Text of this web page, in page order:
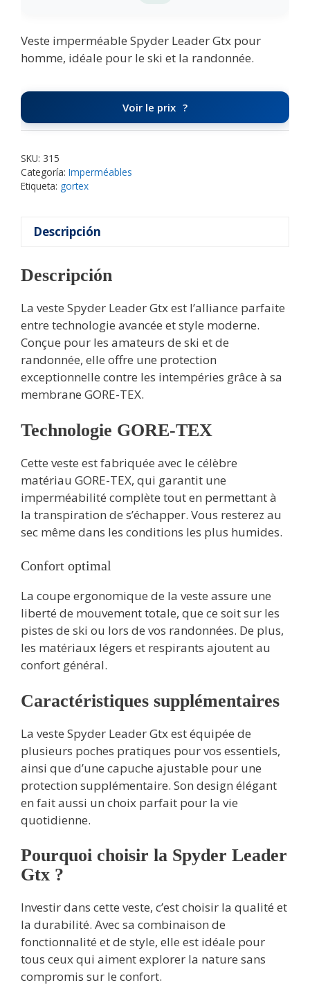
Veste imperméable Spyder Leader Gtx pour
homme, idéale pour le ski et la randonnée.
Voir le prix
SKU: 315
Categoría: Imperméables
Etiqueta: gortex
Descripción
Descripción
La veste Spyder Leader Gtx est l’alliance parfaite
entre technologie avancée et style moderne.
Conçue pour les amateurs de ski et de
randonnée, elle offre une protection
exceptionnelle contre les intempéries grâce à sa
membrane GORE-TEX.
Technologie GORE-TEX
Cette veste est fabriquée avec le célèbre
matériau GORE-TEX, qui garantit une
imperméabilité complète tout en permettant à
la transpiration de s’échapper. Vous resterez au
sec même dans les conditions les plus humides.
Confort optimal
La coupe ergonomique de la veste assure une
liberté de mouvement totale, que ce soit sur les
pistes de ski ou lors de vos randonnées. De plus,
les matériaux légers et respirants ajoutent au
confort général.
Caractéristiques supplémentaires
La veste Spyder Leader Gtx est équipée de
plusieurs poches pratiques pour vos essentiels,
ainsi que d’une capuche ajustable pour une
protection supplémentaire. Son design élégant
en fait aussi un choix parfait pour la vie
quotidienne.
Pourquoi choisir la Spyder Leader
Gtx ?
Investir dans cette veste, c’est choisir la qualité et
la durabilité. Avec sa combinaison de
fonctionnalité et de style, elle est idéale pour
tous ceux qui aiment explorer la nature sans
compromis sur le confort.